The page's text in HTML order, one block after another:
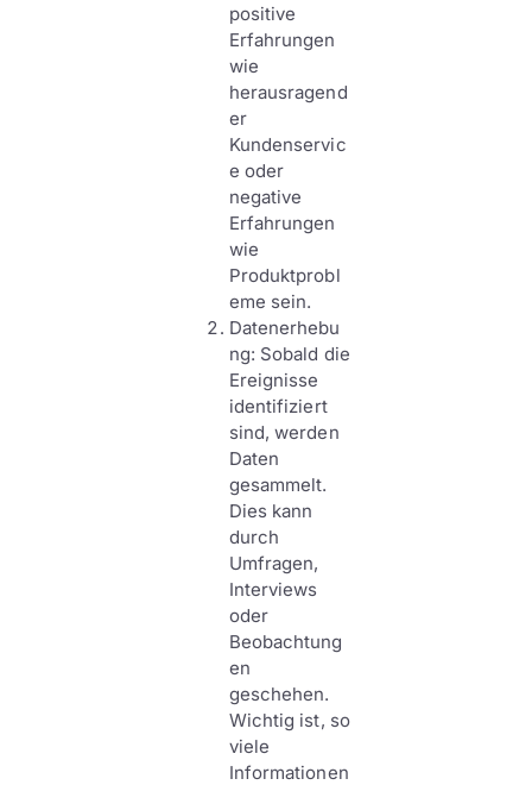
positive
Erfahrungen
wie
herausragend
er
Kundenservic
e oder
negative
Erfahrungen
wie
Produktprobl
eme sein.
Datenerhebu
ng: Sobald die
Ereignisse
identifiziert
sind, werden
Daten
gesammelt.
Dies kann
durch
Umfragen,
Interviews
oder
Beobachtung
en
geschehen.
Wichtig ist, so
viele
Informationen